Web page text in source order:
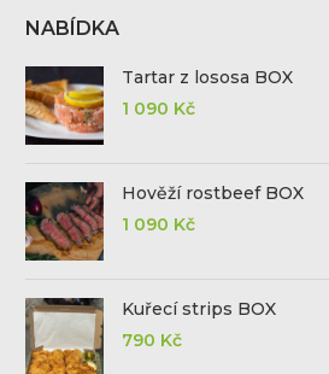
NABÍDKA
Tartar z lososa BOX
1 090 Kč
Hověží rostbeef BOX
1 090 Kč
Kuřecí strips BOX
790 Kč